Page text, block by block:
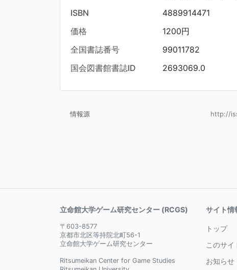
ISBN
4889914471
価格
1200円
全国書誌番号
99011782
国会図書館書誌ID
2693069.0
情報源 http://
立命館大学ゲーム研究センター (RCGS)
〒603-8577
京都市北区等持院北町56-1
立命館大学ゲーム研究センター
Ritsumeikan Center for Game Studies
サイト情
トップ
このサイ
お知らせ